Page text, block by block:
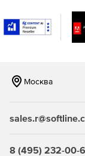
Москва
8 (495) 232-00-